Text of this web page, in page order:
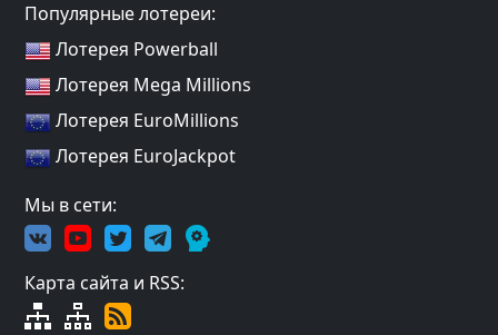
Популярные лотереи:
Лотерея Powerball
Лотерея Mega Millions
Лотерея EuroMillions
Лотерея EuroJackpot
Мы в сети:
Карта сайта и RSS: